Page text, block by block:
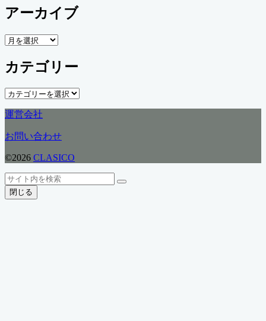
アーカイブ
ア
カ
イ
ブ
カテゴリー
カ
ゴ
リ
ー
運営会社
お問い合わせ
©2026 CLASICO
ト
ッ
検
索
検
閉じる